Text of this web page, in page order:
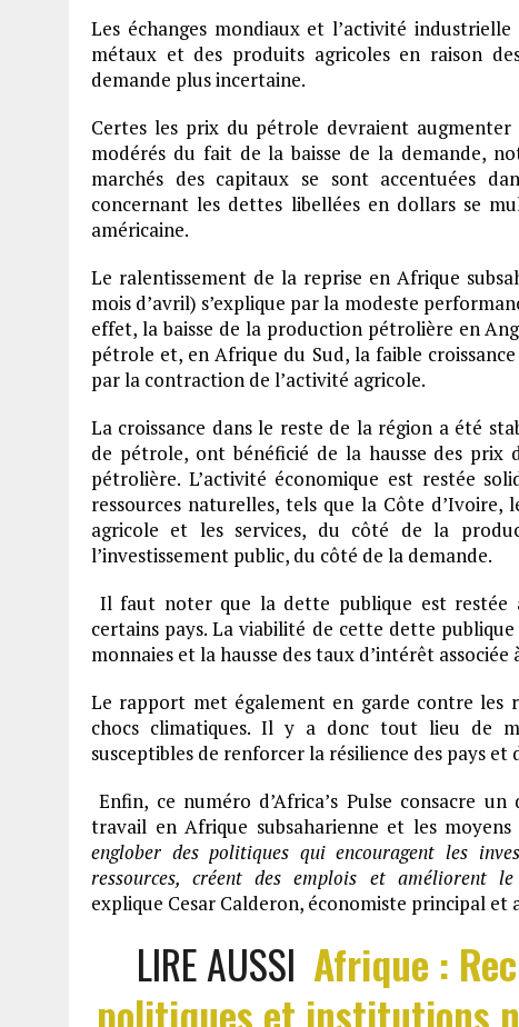
Les échanges mondiaux et l’activité
métaux et des produits agricoles en raison
demande plus incertaine.
Certes les prix du pétrole devraient
modérés du fait de la baisse de la demande,
marchés des capitaux se sont accentuées
concernant les dettes libellées en dollars se
américaine.
Le ralentissement de la reprise en Afrique
mois d’avril) s’explique par la modeste
effet, la baisse de la production pétrolière en
pétrole et, en Afrique du Sud, la faible
par la contraction de l’activité agricole.
La croissance dans le reste de la région a été
de pétrole, ont bénéficié de la hausse des
pétrolière. L’activité économique est restée
ressources naturelles, tels que la Côte
agricole et les services, du côté de la
l’investissement public, du côté de la demande.
Il faut noter que la dette publique est restée
certains pays. La viabilité de cette dette
monnaies et la hausse des taux d’intérêt
Le rapport met également en garde contre les
chocs climatiques. Il y a donc tout lieu de
susceptibles de renforcer la résilience des pays
Enfin, ce numéro d’Africa’s Pulse consacre
travail en Afrique subsaharienne et les moyens
englober des politiques qui encouragent les
ressources, créent des emplois et améliorent
explique Cesar Calderon, économiste principal
LIRE AUSSI Afrique :
politiques et institutions